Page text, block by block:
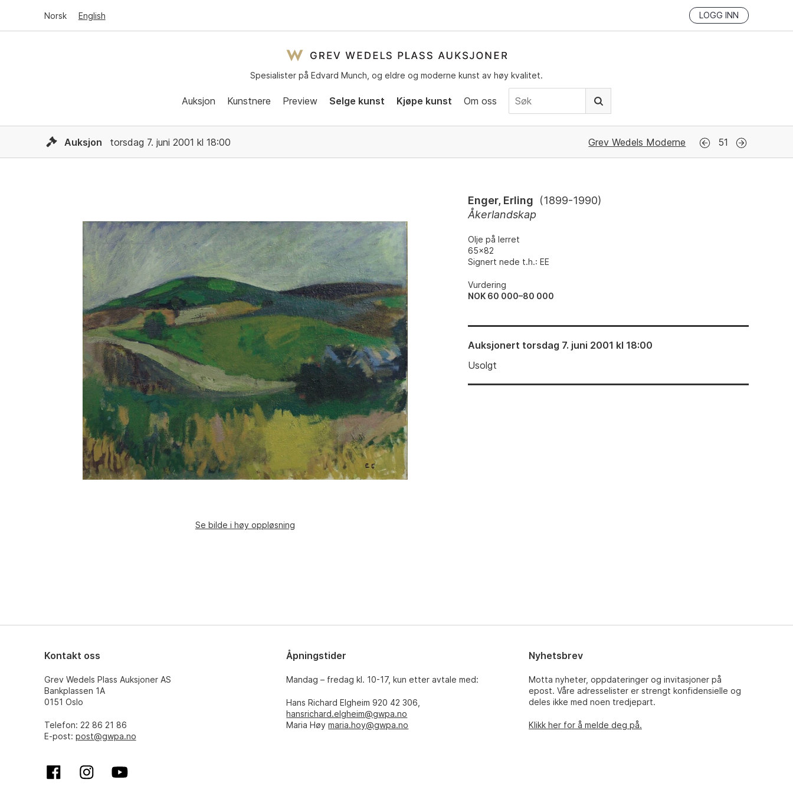
Norsk English LOGG INN
Spesialister på Edvard Munch, og eldre og moderne kunst av høy kvalitet.
Auksjon Kunstnere Preview Selge kunst Kjøpe kunst Om oss
Auksjon torsdag 7. juni 2001 kl 18:00 Grev Wedels Moderne 51
Se bilde i høy oppløsning
Enger, Erling (1899-1990)
Åkerlandskap
Olje på lerret
65x82
Signert nede t.h.: EE
Vurdering
NOK 60 000–80 000
Auksjonert torsdag 7. juni 2001 kl 18:00
Usolgt
Kontakt oss
Grev Wedels Plass Auksjoner AS
Bankplassen 1A
0151 Oslo
Telefon: 22 86 21 86
E-post: post@gwpa.no
Åpningstider
Mandag – fredag kl. 10-17, kun etter avtale med:
Hans Richard Elgheim 920 42 306,
hansrichard.elgheim@gwpa.no
Maria Høymaria.hoy@gwpa.no
Nyhetsbrev
Motta nyheter, oppdateringer og invitasjoner på
epost. Våre adresselister er strengt konfidensielle og
deles ikke med noen tredjepart.
Klikk her for å melde deg på.